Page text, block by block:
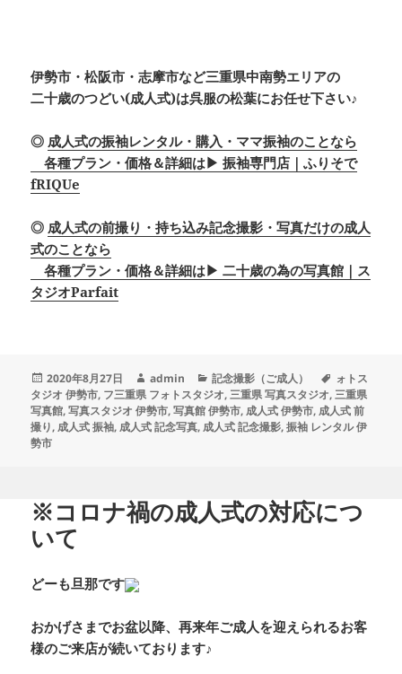
伊勢市・松阪市・志摩市など三重県中南勢エリアの
二十歳のつどい(成人式)は呉服の松葉にお任せ下さい♪
◎ 成人式の振袖レンタル・購入・ママ振袖のことなら
各種プラン・価格＆詳細は▶ 振袖専門店｜ふりそで
fRIQUe
◎ 成人式の前撮り・持ち込み記念撮影・写真だけの成人
式のことなら
各種プラン・価格＆詳細は▶ 二十歳の為の写真館｜ス
タジオParfait
投
稿
日:
2020年8月27日
作
成
者
admin
カ
テ
ゴ
リ
記念撮影（ご成人）
タ
グ
ォトス
タジオ 伊勢市, フ三重県 フォトスタジオ,三重県 写真スタジオ,三重県
写真館,写真スタジオ 伊勢市,写真館 伊勢市,成人式 伊勢市,成人式 前
撮り,成人式 振袖,成人式 記念写真,成人式 記念撮影,振袖 レンタル 伊
勢市
※コロナ禍の成人式の対応につ
いて
どーも旦那です
おかげさまでお盆以降、再来年ご成人を迎えられるお客
様のご来店が続いております♪